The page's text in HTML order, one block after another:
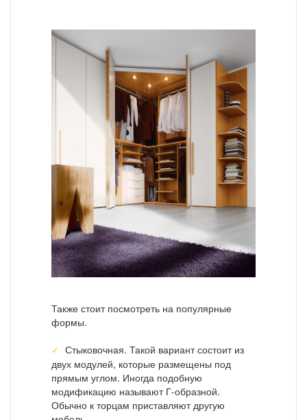
Также стоит посмотреть на популярные
формы.
Стыковочная. Такой вариант состоит из
двух модулей, которые размещены под
прямым углом. Иногда подобную
модификацию называют Г-образной.
Обычно к торцам приставляют другую